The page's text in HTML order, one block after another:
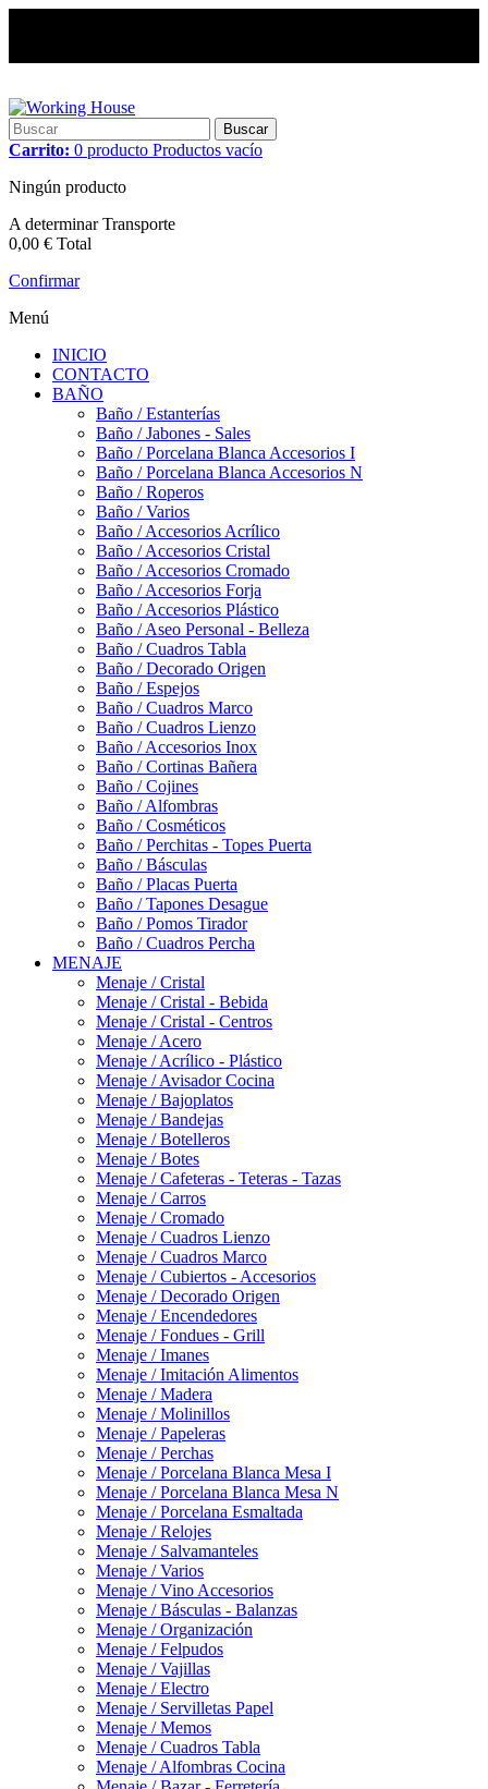
Buscar
Carrito: 0 producto Productos vacío
Ningún producto
A determinarTransporte
0,00 € Total
Confirmar
Menú
INICIO
CONTACTO
BAÑO
Baño / Estanterías
Baño / Jabones - Sales
Baño / Porcelana Blanca Accesorios I
Baño / Porcelana Blanca Accesorios N
Baño / Roperos
Baño / Varios
Baño / Accesorios Acrílico
Baño / Accesorios Cristal
Baño / Accesorios Cromado
Baño / Accesorios Forja
Baño / Accesorios Plástico
Baño / Aseo Personal - Belleza
Baño / Cuadros Tabla
Baño / Decorado Origen
Baño / Espejos
Baño / Cuadros Marco
Baño / Cuadros Lienzo
Baño / Accesorios Inox
Baño / Cortinas Bañera
Baño / Cojines
Baño / Alfombras
Baño / Cosméticos
Baño / Perchitas - Topes Puerta
Baño / Básculas
Baño / Placas Puerta
Baño / Tapones Desague
Baño / Pomos Tirador
Baño / Cuadros Percha
MENAJE
Menaje / Cristal
Menaje / Cristal - Bebida
Menaje / Cristal - Centros
Menaje / Acero
Menaje / Acrílico - Plástico
Menaje / Avisador Cocina
Menaje / Bajoplatos
Menaje / Bandejas
Menaje / Botelleros
Menaje / Botes
Menaje / Cafeteras - Teteras - Tazas
Menaje / Carros
Menaje / Cromado
Menaje / Cuadros Lienzo
Menaje / Cuadros Marco
Menaje / Cubiertos - Accesorios
Menaje / Decorado Origen
Menaje / Encendedores
Menaje / Fondues - Grill
Menaje / Imanes
Menaje / Imitación Alimentos
Menaje / Madera
Menaje / Molinillos
Menaje / Papeleras
Menaje / Perchas
Menaje / Porcelana Blanca Mesa I
Menaje / Porcelana Blanca Mesa N
Menaje / Porcelana Esmaltada
Menaje / Relojes
Menaje / Salvamanteles
Menaje / Varios
Menaje / Vino Accesorios
Menaje / Básculas - Balanzas
Menaje / Organización
Menaje / Felpudos
Menaje / Vajillas
Menaje / Electro
Menaje / Servilletas Papel
Menaje / Memos
Menaje / Cuadros Tabla
Menaje / Alfombras Cocina